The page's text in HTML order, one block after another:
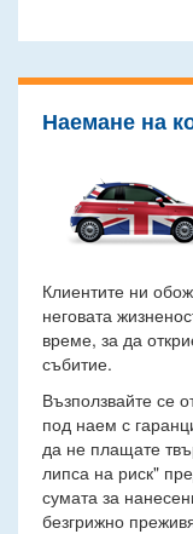
Наемане на
Клиентите ни
неговата
време, за да
събитие.
Възползвайте се
под наем с
да не плащате
липса на риск"
сумата за
безгрижно